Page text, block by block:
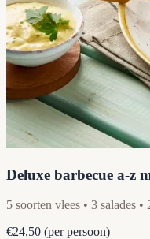
Deluxe barbecue a-z
5 soorten vlees • 3 salades •
€24,50 (per persoon)